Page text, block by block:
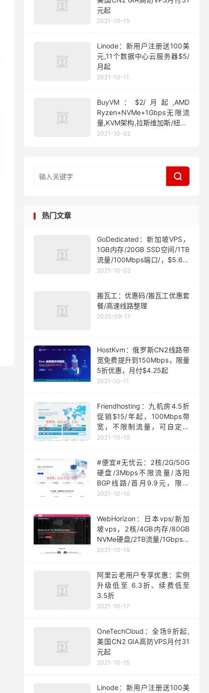
元起
2021-10-15
Linode：新用户注册送100美
元,11个数据中心云服务器$5/
月起
2021-10-11
BuyVM：$2/月起,AMD
Ryzen+NVMe+1Gbps无限流
量,KVM架构,拉斯维加斯/纽约/
迈阿密
2021-10-02

热门文章
GoDedicated：新加坡VPS，
1GB内存/20GB SSD空间/1TB
流量/100Mbps端口/，$5.63/
月起
2021-10-03
搬瓦工：优惠码/搬瓦工优惠套
餐/高速线路整理
2025-09-17
HostKvm：俄罗斯CN2线路带
宽免费提升到150Mbps，限量
5折优惠，月付$4.25起
2021-10-11
Friendhosting：九机房4.5折
促销$15/年起，100Mbps带
宽，不限制流量，可自定义
ISO
2021-10-10
#便宜#无忧云：2核/2G/50G
硬盘/3Mbps不限流量/洛阳
BGP线路/首月9.9元，限量
200台
2021-10-10
WebHorizon：日本vps/新加
坡vps，2核/4GB内存/80GB
NVMe硬盘/2TB流量/1Gbps端
口，$5/月起
2021-10-18
阿里云老用户专享优惠：实例
升级低至 6.3折、续费低至
3.5折
2021-10-17
OneTechCloud：全场9折起,
美国CN2 GIA高防VPS月付31
元起
2021-10-15
Linode：新用户注册送100美